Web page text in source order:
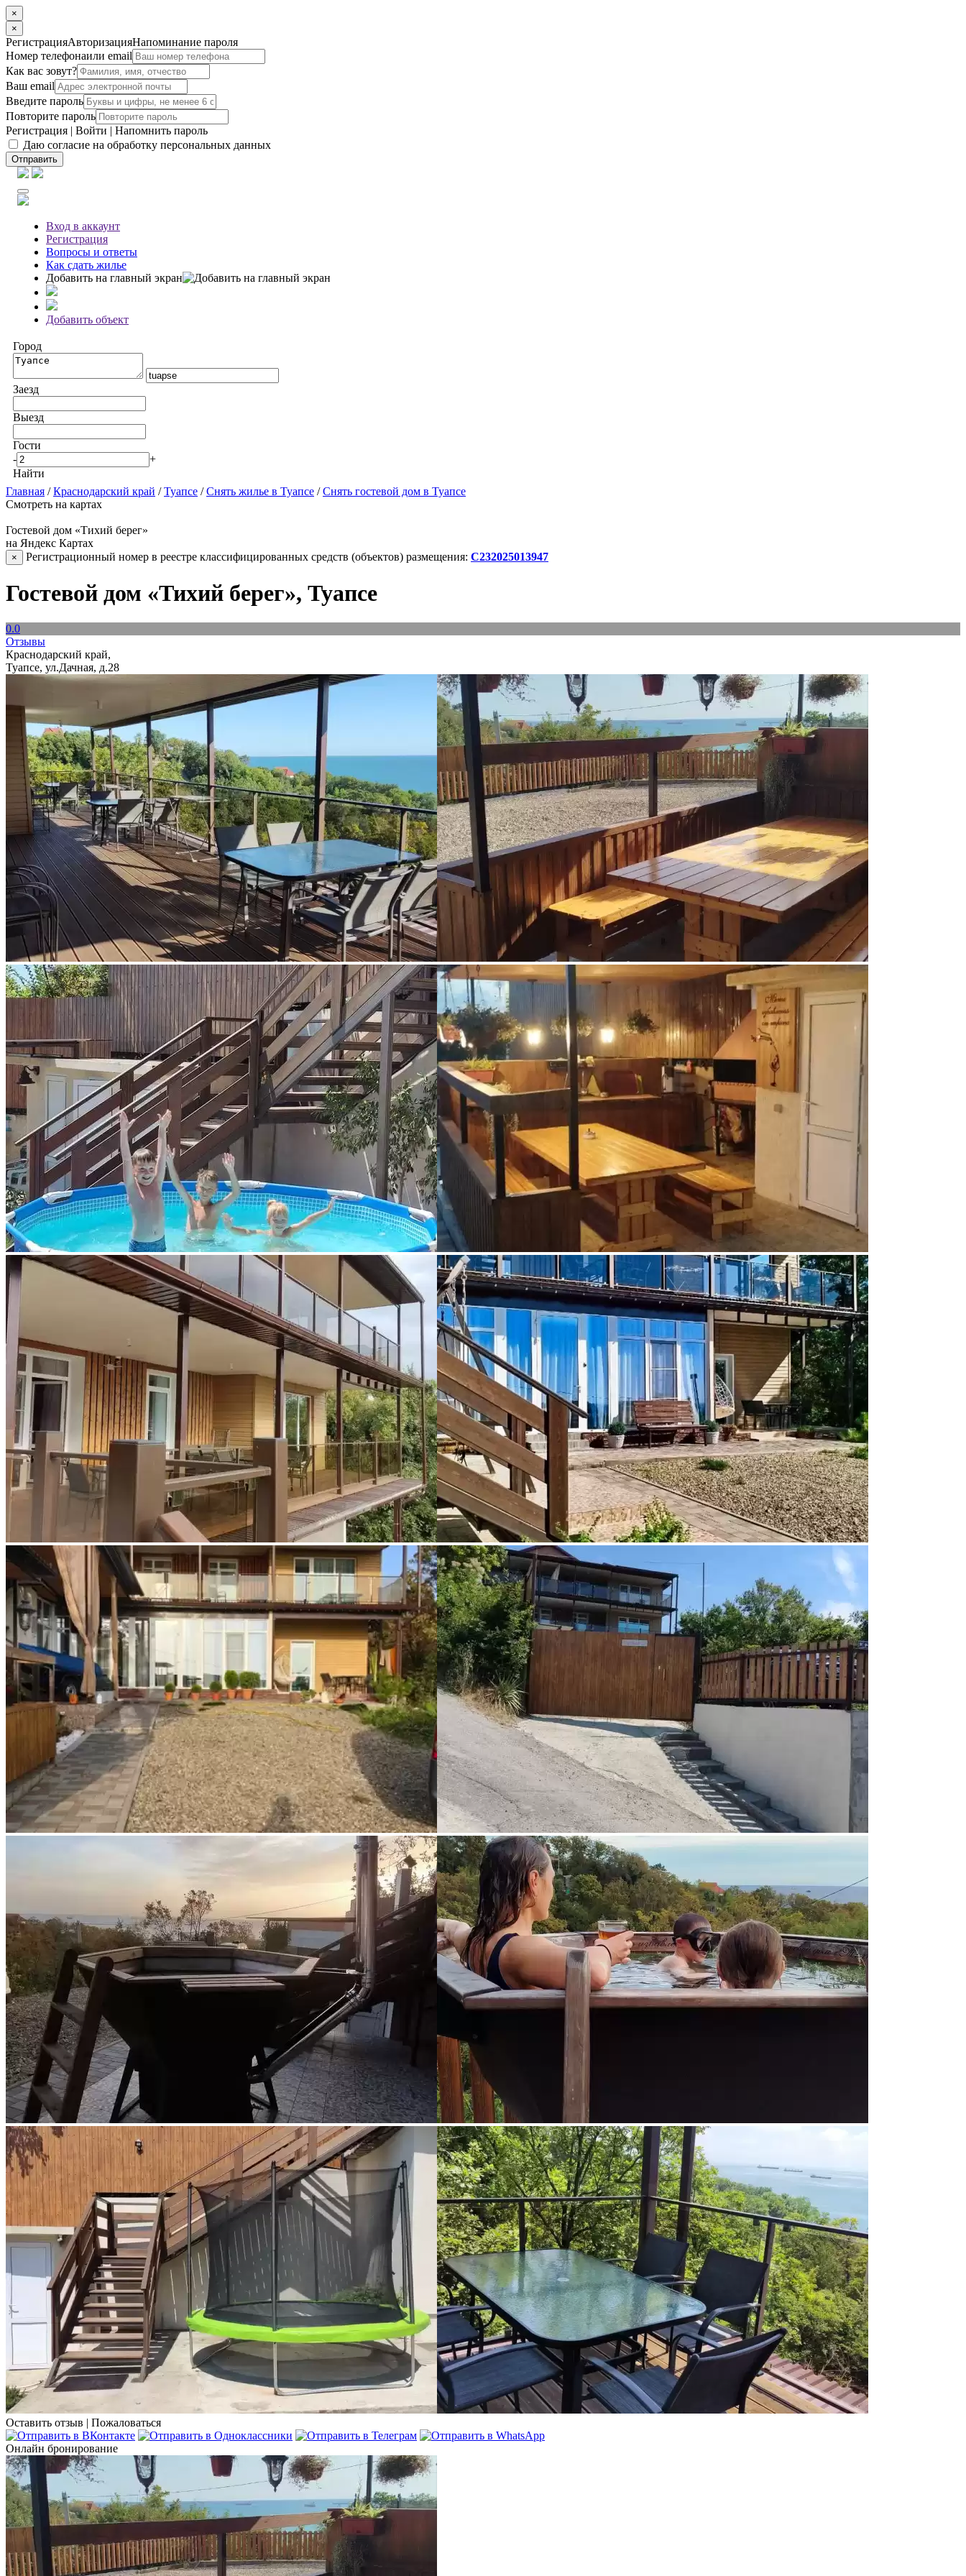
×
×
РегистрацияАвторизацияНапоминание пароля
Номер телефонаили email
Как вас зовут?
Ваш email
Введите пароль
Повторите пароль
Регистрация | Войти | Напомнить пароль
Даю согласие на обработку персональных данных
Отправить
Вход в аккаунт
Регистрация
Вопросы и ответы
Как сдать жилье
Добавить на главный экран
Добавить объект
Город
Заезд
Выезд
Гости
-
+
Найти
Главная /Краснодарский край /Туапсе /Снять жилье в Туапсе /Снять гостевой дом в Туапсе
Смотреть на картах
Гостевой дом «Тихий берег»
на Яндекс Картах
× Регистрационный номер в реестре классифицированных средств (объектов) размещения: С232025013947
Гостевой дом «Тихий берег», Туапсе
0.0
Отзывы
Краснодарский край,
Туапсе, ул.Дачная, д.28
Оставить отзыв | Пожаловаться
Онлайн бронирование